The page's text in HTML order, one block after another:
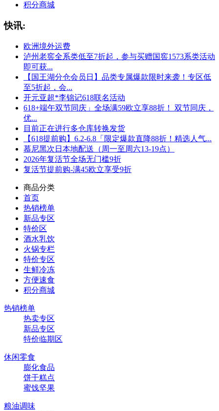
积分商城
快讯:
欧洲境外运费
泸州老窖全系类低至7折起，参与买赠国窖1573系类活动
即可获...
【国王湖分仓会员日】品类专属爆款限时来袭！专区低
至5折起，会...
开元亚超*李锦记618联名活动
618+端午双节同庆」全场满59欧立享88折！ 双节同庆，
优...
目前正在进行多仓库转换发货
【618提前购】6.2-6.8「限定爆款直降88折！精选人气...
慕尼黑次日本地配送（周一至周六13-19点）
2026年复活节全场无门槛9折
复活节提前购-满45欧立享受9折
商品分类
首页
热销榜单
新品专区
特价区
酒水乳饮
火锅专栏
特价专区
生鲜冷冻
方便速食
积分商城
热销榜单
热卖专区
新品专区
特价临期区
休闲零食
膨化食品
饼干糕点
蜜饯坚果
粮油调味